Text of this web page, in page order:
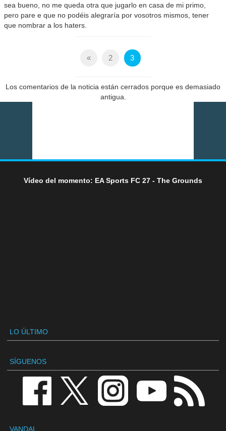
sea bueno, no me queda otra que jugarlo en casa de mi primo,
pero pare e que no podéis alegraría por vosotros mismos, tener
que nombrar a los haters.
« 2 3
Los comentarios de la noticia están cerrados porque es demasiado
antigua.
Vídeo del momento: EA Sports FC 27 - The Grounds
LO ÚLTIMO
SÍGUENOS
VANDAL